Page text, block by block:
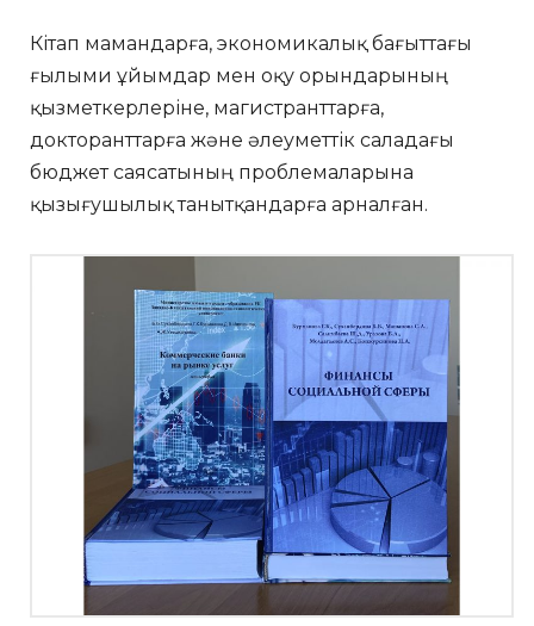
Кітап мамандарға, экономикалық бағыттағы
ғылыми ұйымдар мен оқу орындарының
қызметкерлеріне, магистранттарға,
докторанттарға және әлеуметтік саладағы
бюджет саясатының проблемаларына
қызығушылық танытқандарға арналған.